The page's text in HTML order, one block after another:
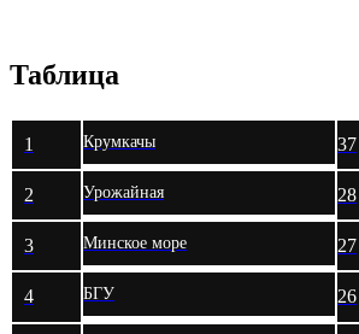
Таблица
1 Крумкачы 37
2 Урожайная 28
3 Минское море 27
4 БГУ 26